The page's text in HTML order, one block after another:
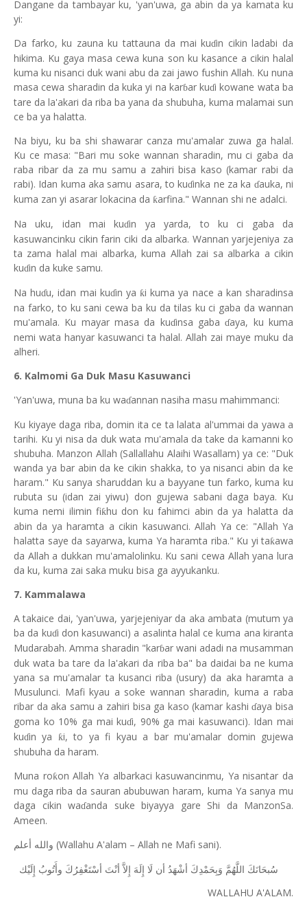
Dangane da tambayar ku, 'yan'uwa, ga abin da ya kamata ku
yi:
Da farko, ku zauna ku tattauna da mai kuɗin cikin ladabi da
hikima. Ku gaya masa cewa kuna son ku kasance a cikin halal
kuma ku nisanci duk wani abu da zai jawo fushin Allah. Ku nuna
masa cewa sharadin da kuka yi na karɓar kuɗi kowane wata ba
tare da la'akari da riba ba yana da shubuha, kuma malamai sun
ce ba ya halatta.
Na biyu, ku ba shi shawarar canza mu'amalar zuwa ga halal.
Ku ce masa: "Bari mu soke wannan sharadin, mu ci gaba da
raba ribar da za mu samu a zahiri bisa kaso (kamar rabi da
rabi). Idan kuma aka samu asara, to kuɗinka ne za ka ɗauka, ni
kuma zan yi asarar lokacina da ƙarfina." Wannan shi ne adalci.
Na uku, idan mai kuɗin ya yarda, to ku ci gaba da
kasuwancinku cikin farin ciki da albarka. Wannan yarjejeniya za
ta zama halal mai albarka, kuma Allah zai sa albarka a cikin
kuɗin da kuke samu.
Na huɗu, idan mai kuɗin yaƙi kuma ya nace a kan sharadinsa
na farko, to ku sani cewa ba ku da tilas ku ci gaba da wannan
mu'amala. Ku mayar masa da kuɗinsa gabaɗaya, ku kuma
nemi wata hanyar kasuwanci ta halal. Allah zai maye muku da
alheri.
6. Kalmomi Ga Duk Masu Kasuwanci
'Yan'uwa, muna ba ku waɗannan nasiha masu mahimmanci:
Ku kiyaye daga riba, domin ita ce ta lalata al'ummai da yawa a
tarihi. Ku yi nisa da duk wata mu'amala da take da kamanni ko
shubuha. Manzon Allah (Sallallahu Alaihi Wasallam) ya ce: "Duk
wanda ya bar abin da ke cikin shakka, to ya nisanci abin da ke
haram." Ku sanya sharuddan ku a bayyane tun farko, kuma ku
rubuta su (idan zai yiwu) don gujewa sabani daga baya. Ku
kuma nemi ilimin fiƙhu don ku fahimci abin da ya halatta da
abin da ya haramta a cikin kasuwanci. Allah Ya ce: "Allah Ya
halatta saye da sayarwa, kuma Ya haramta riba." Ku yi taƙawa
da Allah a dukkan mu'amalolinku. Ku sani cewa Allah yana lura
da ku, kuma zai saka muku bisa ga ayyukanku.
7. Kammalawa
A takaice dai, 'yan'uwa, yarjejeniyar da aka ambata (mutum ya
ba da kuɗi don kasuwanci) a asalinta halal ce kuma ana kiranta
Mudarabah. Amma sharadin "karɓar wani adadi na musamman
duk wata ba tare da la'akari da riba ba" ba daidai ba ne kuma
yana sa mu'amalar ta kusanci riba (usury) da aka haramta a
Musulunci. Mafi kyau a soke wannan sharadin, kuma a raba
ribar da aka samu a zahiri bisa ga kaso (kamar kashiɗaya bisa
goma ko 10% ga mai kuɗi, 90% ga mai kasuwanci). Idan mai
kuɗin ya ƙi, to ya fi kyau a bar mu'amalar domin gujewa
shubuha da haram.
Muna roƙon Allah Ya albarkaci kasuwancinmu, Ya nisantar da
mu daga riba da sauran abubuwan haram, kuma Ya sanya mu
daga cikin waɗanda suke biyayya gare Shi da ManzonSa.
Ameen.
والله أعلم (Wallahu A'alam – Allah ne Mafi sani).
ﺳُﺒﺤَﺎﻧَﻚَ ﺍﻟﻠَّﻬُﻢَّ ﻭَﺑِﺤَﻤْﺪِﻙَ ﺃﺷْﻬَﺪُ ﺃﻥ ﻟَﺎ ﺇِﻟَﻪَ ﺇِﻻَّ ﺃﻧْﺖَ ﺃﺳْﺘَﻐْﻔِﺮُﻙَ ﻭﺃَﺗُﻮﺏُ ﺇِﻟَﻴْﻚ
WALLAHU A'ALAM.